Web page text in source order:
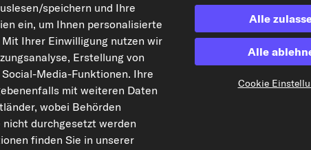
Rechtliches
Impressum
Datenschutz
AGBs
Widerrufsrecht
Cookie-Einstellungen
speichern und Ihre
ein, um Ihnen personalisierte
Ihrer Einwilligung nutzen wir
Erstellung von
Media-Funktionen. Ihre
mit weiteren Daten
wobei Behörden
durchgesetzt werden
finden Sie in unserer
Alle
Alle
Cookie